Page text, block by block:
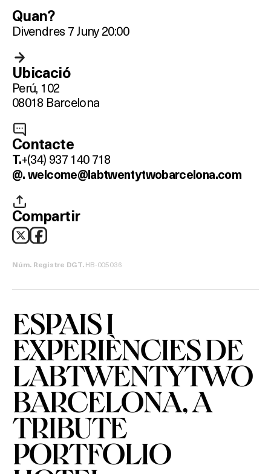
Què vols fer?
HOTELS
TERRASSES
Quan?
Divendres 7 Juny 20:00
Ubicació
Perú, 102
08018 Barcelona
Contacte
T.+(34) 937 140 718
@.welcome@labtwentytwobarcelona.com
Compartir
Núm. Registre DGT.HB-005036
ESPAIS I
EXPERIÈNCIES DE
LABTWENTYTWO
BARCELONA, A
TRIBUTE
PORTFOLIO